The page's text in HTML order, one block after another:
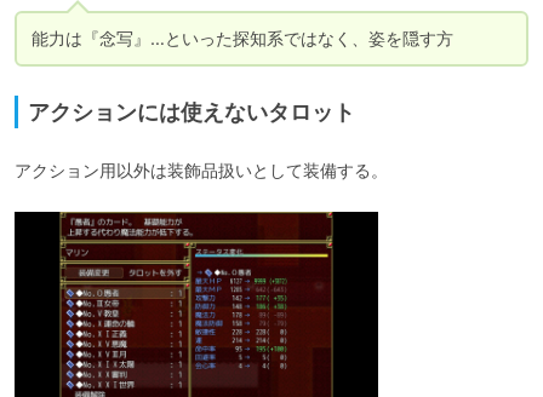
アクションには使えないタロット
アクション用以外は装飾品扱いとして装備する。